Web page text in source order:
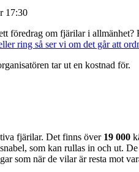
17:30
föredrag om fjärilar i
ring så ser vi om det går att
tar ut en kostnad för.
fjärilar. Det finns över 19 000
som kan rullas in och ut.
som när de vilar är resta mot